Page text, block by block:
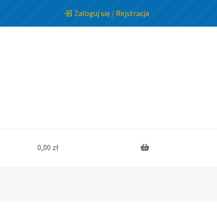
Zaloguj się / Rejstracja
0,00 zł